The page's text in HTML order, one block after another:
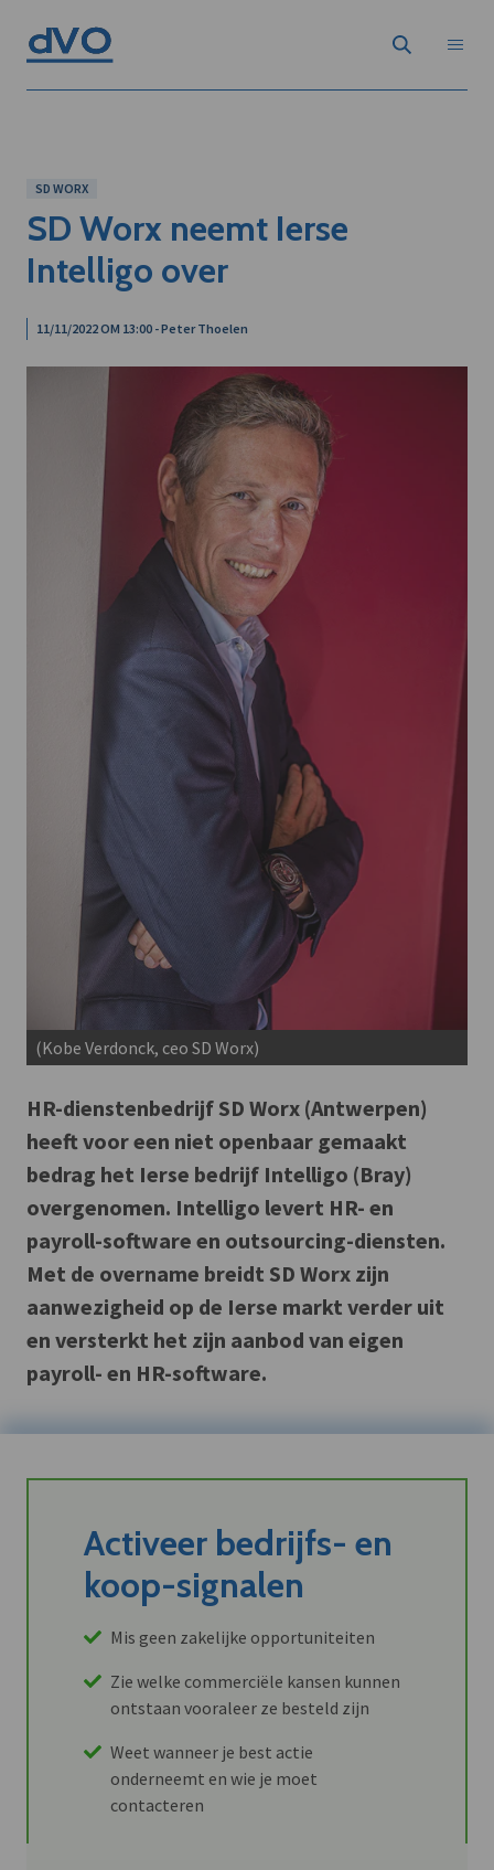
SD WORX
SD Worx neemt Ierse
Intelligo over
11/11/2022 OM 13:00 - Peter Thoelen
(Kobe Verdonck, ceo SD Worx)
HR-dienstenbedrijf SD Worx (Antwerpen)
heeft voor een niet openbaar gemaakt
bedrag het Ierse bedrijf Intelligo (Bray)
overgenomen. Intelligo levert HR- en
payroll-software en outsourcing-diensten.
Met de overname breidt SD Worx zijn
aanwezigheid op de Ierse markt verder uit
en versterkt het zijn aanbod van eigen
payroll- en HR-software.
Activeer bedrijfs- en
koop-signalen
Mis geen zakelijke opportuniteiten
Zie welke commerciële kansen kunnen
ontstaan vooraleer ze besteld zijn
Weet wanneer je best actie
onderneemt en wie je moet
contacteren